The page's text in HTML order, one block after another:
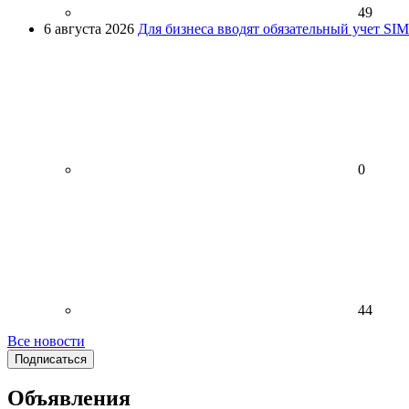
49
6 августа 2026 Для бизнеса вводят обязательный учет
0
44
Все новости
Подписаться
Объявления